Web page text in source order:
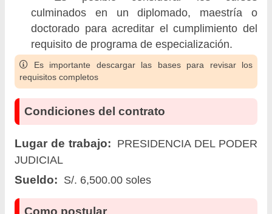
culminados en un diplomado, maestría o
doctorado para acreditar el cumplimiento del
requisito de programa de especialización.
Es importante descargar las bases para revisar los
requisitos completos
Condiciones del contrato
Lugar de trabajo: PRESIDENCIA DEL PODER
JUDICIAL
Sueldo: S/. 6,500.00 soles
Como postular